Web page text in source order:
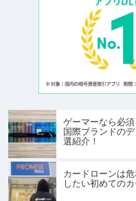
ゲーマーなら必
国際ブランドの
選紹介！
カードローンは
したい初めての